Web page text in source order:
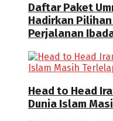
Daftar Paket
Hadirkan
Perjalanan
Head to Head
Dunia Islam